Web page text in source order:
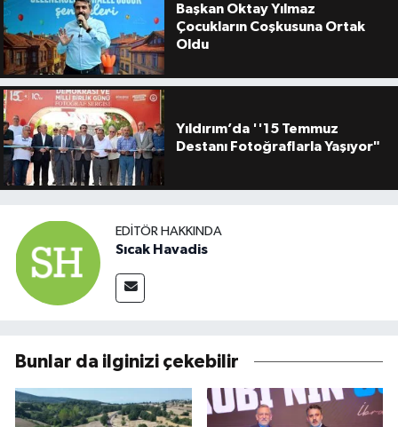
Başkan Oktay Yılmaz
Çocukların Coşkusuna Ortak
Oldu
Yıldırım’da ''15 Temmuz
Destanı Fotoğraflarla Yaşıyor"
EDITÖR HAKKINDA
Sıcak Havadis
Bunlar da ilginizi çekebilir